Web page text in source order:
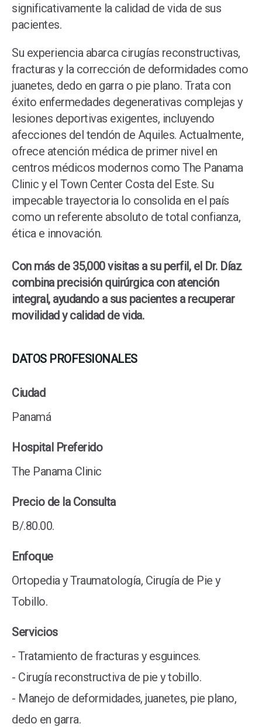
significativamente la calidad de vida de sus
pacientes.
Su experiencia abarca cirugías reconstructivas,
fracturas y la corrección de deformidades como
juanetes, dedo en garra o pie plano. Trata con
éxito enfermedades degenerativas complejas y
lesiones deportivas exigentes, incluyendo
afecciones del tendón de Aquiles. Actualmente,
ofrece atención médica de primer nivel en
centros médicos modernos como The Panama
Clinic y el Town Center Costa del Este. Su
impecable trayectoria lo consolida en el país
como un referente absoluto de total confianza,
ética e innovación.
Con más de 35,000 visitas a su perfil, el Dr. Díaz
combina precisión quirúrgica con atención
integral, ayudando a sus pacientes a recuperar
movilidad y calidad de vida.
DATOS PROFESIONALES
Ciudad
Panamá
Hospital Preferido
The Panama Clinic
Precio de la Consulta
B/.80.00.
Enfoque
Ortopedia y Traumatología, Cirugía de Pie y
Tobillo.
Servicios
- Tratamiento de fracturas y esguinces.
- Cirugía reconstructiva de pie y tobillo.
- Manejo de deformidades, juanetes, pie plano,
dedo en garra.